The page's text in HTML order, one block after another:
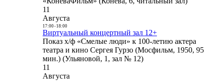
11
Августа
17:00- 18:00
Виртуальный концертный зал 12+
Показ х/ф «Смелые люди» к 100-летию актера
театра и кино Сергея Гурзо (Мосфильм, 1950, 95
мин.) (Ульяновой, 1, зал № 12)
11
Августа